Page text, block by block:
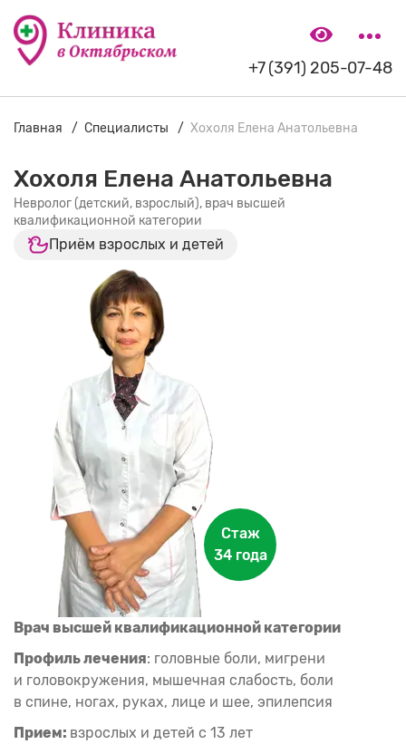
+7 (391) 205-07-48
Главная Специалисты Хохоля Елена Анатольевна
Хохоля Елена Анатольевна
Невролог (детский, взрослый), врач высшей
квалификационной категории
Приём взрослых и детей
Стаж
34 года
Врач высшей квалификационной категории
Профиль лечения: головные боли, мигрени
и головокружения, мышечная слабость, боли
в спине, ногах, руках, лице и шее, эпилепсия
Прием: взрослых и детей с 13 лет